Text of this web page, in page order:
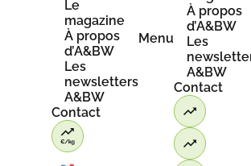
Le
magazine
À propos
d’A&BW
Les
newsletters
A&BW
Contact
Menu
À propos
d’A&BW
Les
A&BW
Contact